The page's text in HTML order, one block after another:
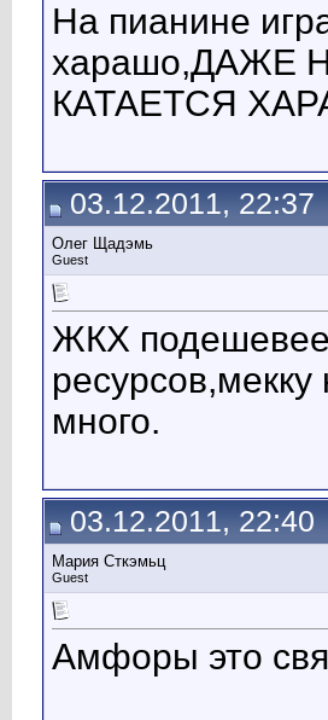
На пианине
харашо,ДАЖЕ
КАТАЕТСЯ
03.12.2011, 22:37
Олег Щадэмь
Guest
ЖКХ
много.
03.12.2011, 22:40
Мария Сткэмьц
Guest
Амфоры это